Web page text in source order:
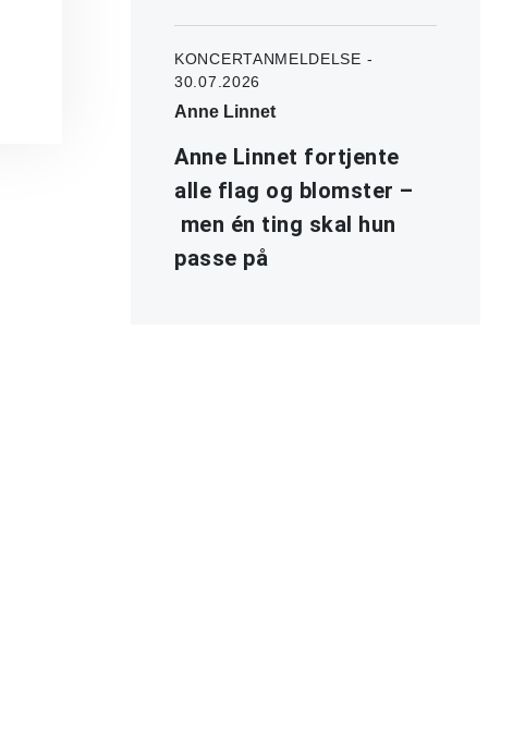
KONCERTANMELDELSE -
30.07.2026
Anne Linnet
Anne Linnet fortjente
alle flag og blomster –
men én ting skal hun
passe på